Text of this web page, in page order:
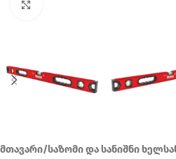
მთავარი/საზომი და სანიშნი